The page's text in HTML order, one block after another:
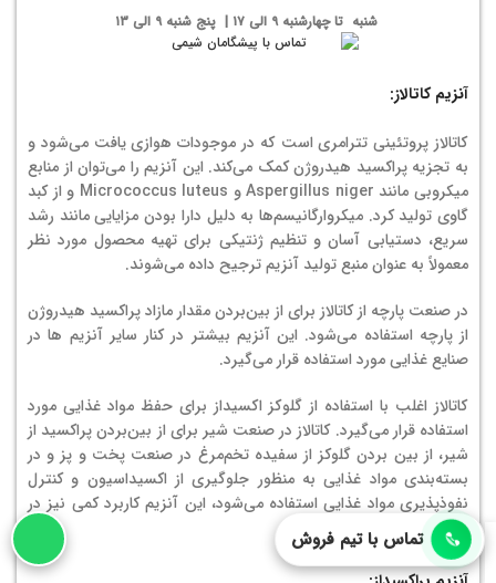
شنبه تا چهارشنبه ۹ الی ۱۷ | پنج شنبه ۹ الی ۱۳
آنزیم کاتالاز:
كاتالاز پروتئینی تترامری است كه در موجودات هوازی یافت می‌شود و
به تجزیه پراکسید هیدروژن کمک می‌کند. این آنزیم را می‌توان از منابع
میکروبی مانند Aspergillus niger و Micrococcus luteus و از کبد
گاوی تولید کرد. میکروارگانیسم‌ها به دلیل دارا بودن مزایایی مانند رشد
سریع، دستیابی آسان و تنظیم ژنتیکی برای تهیه محصول مورد نظر
معمولاً به عنوان منبع تولید آنزیم ترجیح داده می‌شوند.
در صنعت پارچه از کاتالاز برای از بین‌بردن مقدار مازاد پراکسید هیدروژن
از پارچه استفاده می‌شود. این آنزیم بیشتر در کنار سایر آنزیم ها در
صنایع غذایی مورد استفاده قرار می‌گیرد.
كاتالاز اغلب با استفاده از گلوكز اكسیداز برای حفظ مواد غذایی مورد
استفاده قرار می‌گیرد. کاتالاز در صنعت شیر برای از بین‌بردن پراکسید از
شیر، از بین بردن گلوکز از سفیده تخم‌مرغ در صنعت پخت و پز و در
بسته‌بندی مواد غذایی به منظور جلوگیری از اکسیداسیون و کنترل
نفوذپذیری مواد غذایی استفاده می‌شود، این آنزیم کاربرد کمی نیز در
تولید پنیر دارد.تماس با تیم فروش